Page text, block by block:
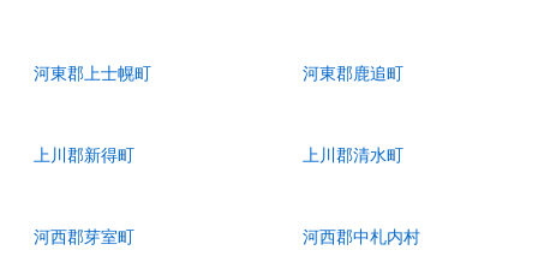
河東郡上士幌町 河東郡鹿追町
上川郡新得町 上川郡清水町
河西郡芽室町 河西郡中札内村